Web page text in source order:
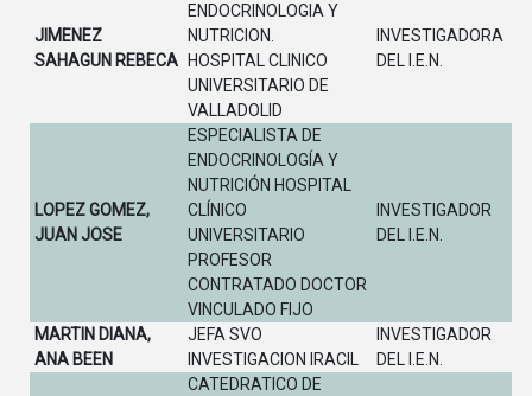
JIMENEZ
SAHAGUN REBECA
ENDOCRINOLOGIA Y
NUTRICION.
HOSPITAL CLINICO
UNIVERSITARIO DE
VALLADOLID
INVESTIGADORA
DEL I.E.N.
LOPEZ GOMEZ,
JUAN JOSE
ESPECIALISTA DE
ENDOCRINOLOGÍA Y
NUTRICIÓN HOSPITAL
CLÍNICO
UNIVERSITARIO
PROFESOR
CONTRATADO DOCTOR
VINCULADO FIJO
INVESTIGADOR
DEL I.E.N.
MARTIN DIANA,
ANA BEEN
JEFA SVO
INVESTIGACION IRACIL
INVESTIGADOR
DEL I.E.N.
CATEDRATICO DE